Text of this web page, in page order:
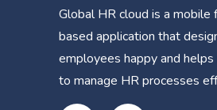
Global HR cloud is a mobile
based application that
employees happy and
to manage HR processes